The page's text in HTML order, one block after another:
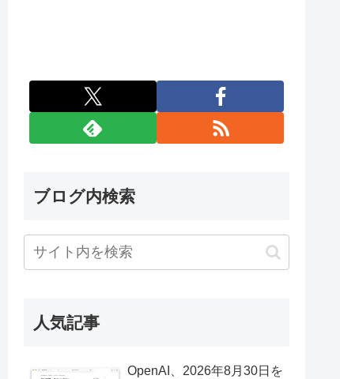
ブログ内検索
人気記事
OpenAI、2026年8月30日を